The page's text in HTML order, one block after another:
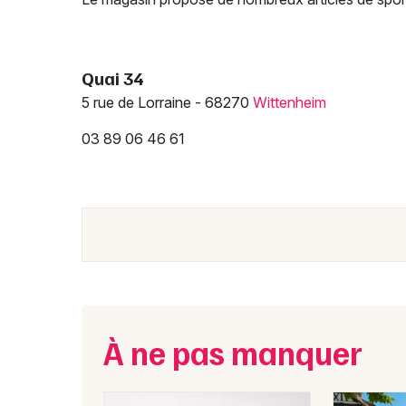
Quai 34
5 rue de Lorraine - 68270 Wittenheim
03 89 06 46 61
À ne pas manquer